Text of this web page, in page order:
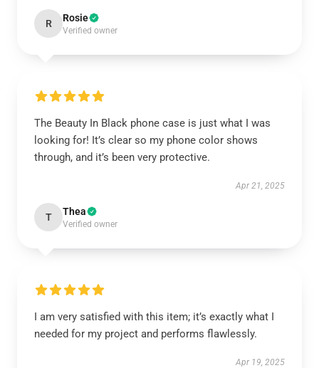
R Rosie
Verified owner
The Beauty In Black phone case is just what I was
looking for! It’s clear so my phone color shows
through, and it’s been very protective.
Apr 21, 2025
T Thea
Verified owner
I am very satisfied with this item; it’s exactly what I
needed for my project and performs flawlessly.
Apr 19, 2025